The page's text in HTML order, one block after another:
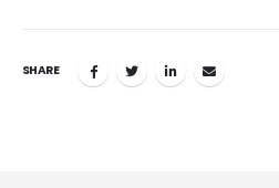
SHARE